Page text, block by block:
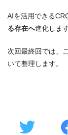
AIを活用できる
る存在へ進化します
次回最終回では、
いて整理します。